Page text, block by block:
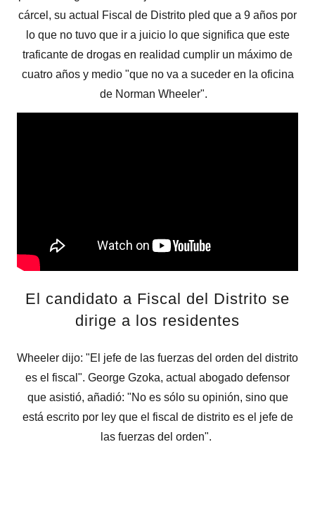
cárcel, su actual Fiscal de Distrito pled que a 9 años por
lo que no tuvo que ir a juicio lo que significa que este
traficante de drogas en realidad cumplir un máximo de
cuatro años y medio "que no va a suceder en la oficina
de Norman Wheeler".
El candidato a Fiscal del Distrito se
dirige a los residentes
Wheeler dijo: "El jefe de las fuerzas del orden del distrito
es el fiscal". George Gzoka, actual abogado defensor
que asistió, añadió: "No es sólo su opinión, sino que
está escrito por ley que el fiscal de distrito es el jefe de
las fuerzas del orden".